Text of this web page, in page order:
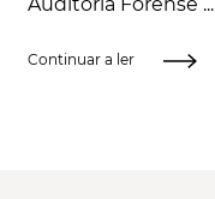
Continuar a ler